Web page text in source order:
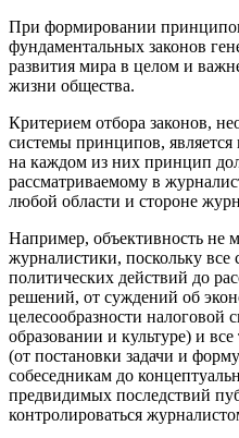
При формировании принципов
фундаментальных законов
развития мира в целом и
жизни общества.
Критерием отбора законов,
системы принципов,
на каждом из них принцип
рассматриваемому в
любой области и стороне
Например, объективность не
журналистики, поскольку
политических действий до
решений, от суждений об
целесообразности налоговой
образовании и культуре) и
(от постановки задачи и
собеседникам до
предвидимых последствий
контролироваться